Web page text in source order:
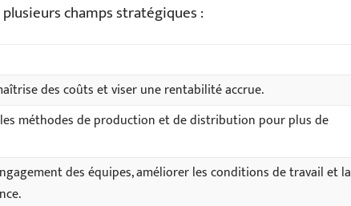
champs stratégiques :
des coûts et viser une rentabilité accrue.
méthodes de production et de distribution pour plus de
des équipes, améliorer les conditions de travail et la